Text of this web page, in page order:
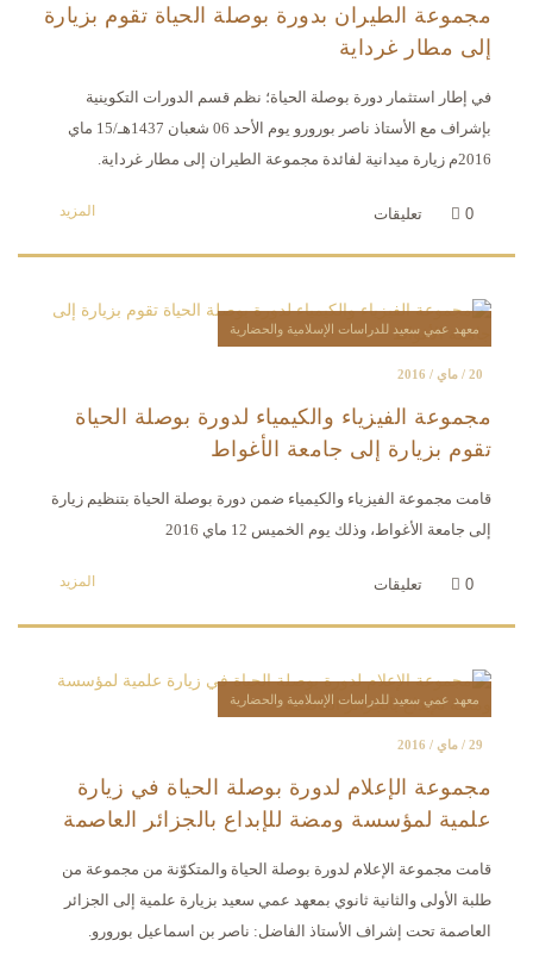
مجموعة الطيران بدورة بوصلة الحياة تقوم بزيارة
إلى مطار غرداية
في إطار استثمار دورة بوصلة الحياة؛ نظم قسم الدورات التكوينية
بإشراف مع الأستاذ ناصر بورورو يوم الأحد 06 شعبان 1437هـ/15 ماي
2016م زيارة ميدانية لفائدة مجموعة الطيران إلى مطار غرداية.
المزيد 0 تعليقات
معهد عمي سعيد للدراسات الإسلامية والحضارية
مجموعة الفيزياء والكيمياء لدورة بوصلة الحياة
تقوم بزيارة إلى جامعة الأغواط
قامت مجموعة الفيزياء والكيمياء ضمن دورة بوصلة الحياة بتنظيم زيارة
إلى جامعة الأغواط، وذلك يوم الخميس 12 ماي 2016
المزيد 0 تعليقات
معهد عمي سعيد للدراسات الإسلامية والحضارية
مجموعة الإعلام لدورة بوصلة الحياة في زيارة
علمية لمؤسسة ومضة للإبداع بالجزائر العاصمة
قامت مجموعة الإعلام لدورة بوصلة الحياة والمتكوّنة من مجموعة من
طلبة الأولى والثانية ثانوي بمعهد عمي سعيد بزيارة علمية إلى الجزائر
العاصمة تحت إشراف الأستاذ الفاضل: ناصر بن اسماعيل بورورو.